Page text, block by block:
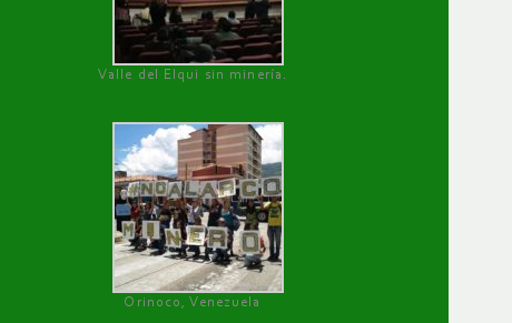
Valle del Elqui sin minería.
Orinoco, Venezuela